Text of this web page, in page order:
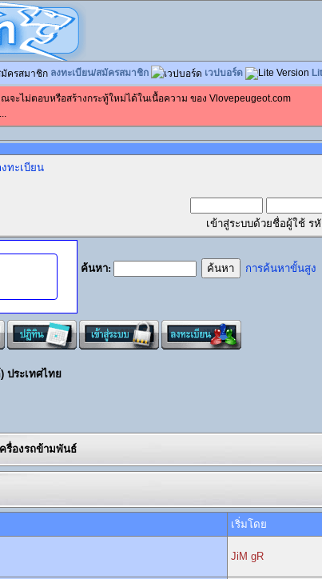
ลงทะเบียน/สมัครสมาชิก เวปบอร์ด
ะไม่ตอบหรือสร้างกระทู้ใหม่ได้ในเนื้อความ ของ Vlovepeugeot.com
งทะเบียน
เข้าสู่ระบบด้วยชื่อผู้ใช้ ร
ค้นหา: การค้นหาขั้นสูง
ประเทศไทย
รื่องรถข้ามพันธ์
เริ่มโดย
JiM gR